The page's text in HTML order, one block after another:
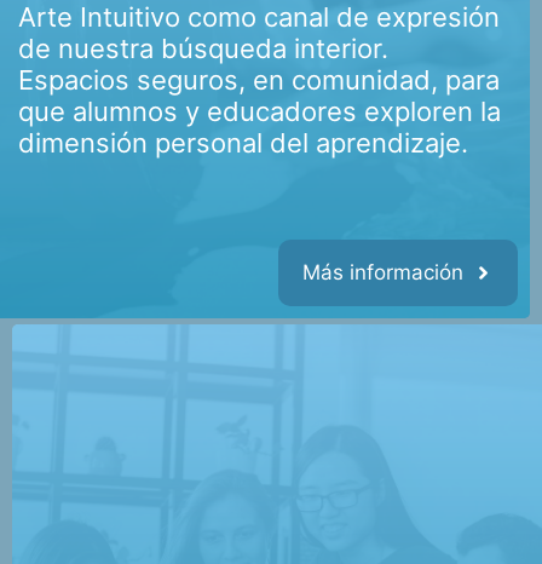
Arte Intuitivo como canal de expresión
de nuestra búsqueda interior.
Espacios seguros, en comunidad, para
que alumnos y educadores exploren la
dimensión personal del aprendizaje.
Más información